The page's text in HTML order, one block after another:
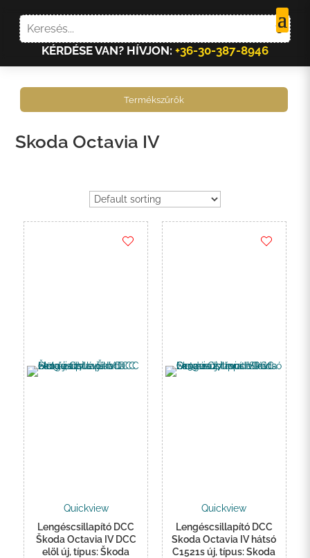
KÉRDÉSE VAN? HÍVJON: +36-30-387-8946
Termékszűrők
Skoda Octavia IV
Quickview
Lengéscsillapító DCC
Škoda Octavia IV DCC
elöl új, típus: Škoda
Quickview
Lengéscsillapító DCC
Skoda Octavia IV hátsó
C1521s új, típus: Skoda